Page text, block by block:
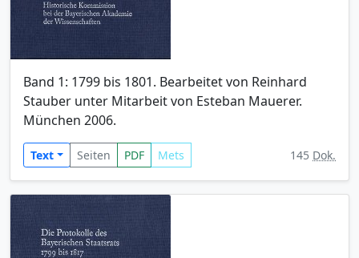
Band 1: 1799 bis 1801. Bearbeitet von Reinhard
Stauber unter Mitarbeit von Esteban Mauerer.
München 2006.
Text Seiten PDF Mets 145 Dok.